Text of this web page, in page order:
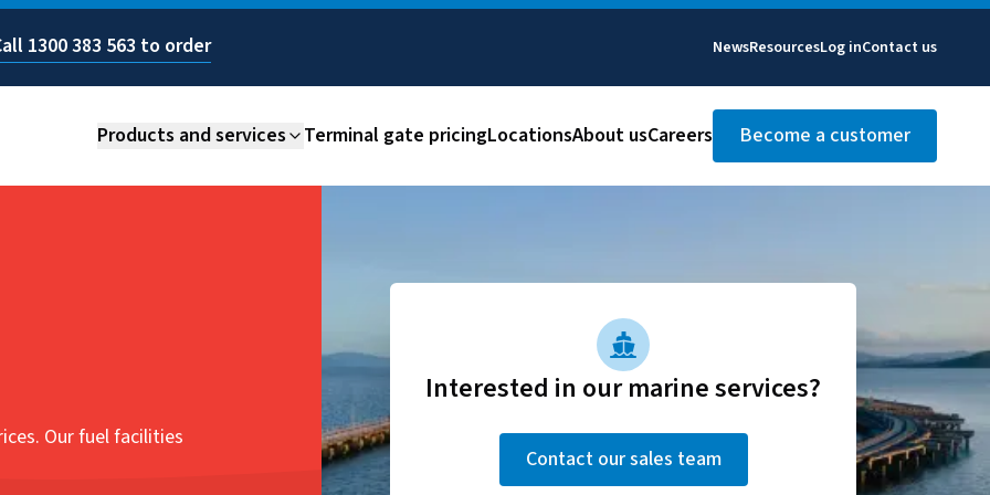
1300 383 563 to order NewsResourcesLog inContact us
Products and services Terminal gate pricingLocationsAbout usCareers Become a customer
Our fuel facilities
Interested in our marine services?​​​​‌ ‍ ​‍​‍‌‍ ‌ ​‍‌‍‍‌‌‍‌ ‌‍‍‌‌‍ ‍​‍​‍​ ‍‍​‍​‍‌ ​ ‌‍​‌‌‍ ‍‌‍‍‌‌ ‌​‌ ‍‌​‍ ‍‌‍‍‌‌‍ ​‍​‍​‍ ​​‍​‍‌‍‍​‌ ​‍‌‍‌‌‌‍‌‍​‍​‍​ ‍‍​‍​‍‌‍‍​‌ ‌​‌ ‌​‌ ​​‌ ​ ​ ‍‍​‍ ​‍ ‌‍ ​‌‍‍‌‌‍​‍‌‍‌‌‌ ​‍‌ ‌​‌ ‍‌​‍ ‌‌ ​ ‌ ‌​‌ ‌‌‌‍‌​‌‍‍‌‌‍ ​‍ ‍‌ ‌‍‌‍‌‌‌ ​‍‌‍​ ‌‍‌‌‌‍ ​​‍ ‍‌‍​‌‌ ​​‌ ​​​‍ ‌‍‍‌‌‍ ‍‌ ‌​‌‍‌‌‌‍ ‍‌ ‌​​‍ ‌‍‌‌‌‍‌​‌‍‍‌‌ ‌​​‍ ‌‍ ‌‌‍ ‌‍‌​‌‍‌‌​ ‌‌ ​​‌ ​‍‌‍‌‌‌ ​ ‌‍‌‌‌‍ ‍‌ ‌​‌‍​‌‌ ‌​‌‍‍‌‌‍ ‌‍ ‍​ ‍ ‌‍‍‌‌‍‌​​ ‌‌‍‌​‌‍​ ​ ‌​​ ‌​​ ‍‌​ ‌ ​ ​‍​ ​‍​‍ ‌​ ​ ​ ‌ ​ ​ ​ ​​​‍ ‌​ ‌​‌‍‌​‌‍‌‌‌‍​ ​‍ ‌‌‍​‍​ ​‌​ ​ ‌‍‌​​‍ ‌‌‍‌‍‌‍​‌​ ​ ‌‍‌‍​ ​‌‌‍​‍‌‍​‌‌‍​ ​ ‍​​ ‌ ‌‍​ ​ ​‍​ ‍ ‌ ‌​‌ ‍‌‌ ​​‌‍‌‌​ ‌‌ ​​‌‍​‌‌‍‌ ‌‍‌‌​ ‍ ‌ ​​‌‍​‌‌ ‌​‌‍‍​​ ‌‌ ​​‌‍​‌‌‍‌ ‌‍‌‌‌​​‍‌ ‌‌‌‍‍‌‌‍ ​‌‍‌​‌‍‌‌‌ ​‍​‍‌‌​ ‌‌‌​​‍‌‌ ‌‍‍ ‌‍‌‌‌ ‍‌​‍‌‌​ ​ ‌​‌​​‍‌‌​ ​ ‌​‌​​‍‌‌​ ​‍​ ​‍​ ​ ‌‍​‍​ ​​​ ‍‌​ ‍​‌‍‌‍​ ​‍​ ‍‌‌‍​ ​ ‌ ​ ​‍‌‍​ ​‍‌‌​ ​‍​ ​‍​‍‌‌​ ‌‌‌​‌​​‍ ‍‌‍‍​‌‍‌‌‌ ​‍‌‍ ‌​​ ‌‍​‌‌ ​‍‌‍‌​‌​​ ‌ ‌​‌‍​‌​‍ ‍‌ ‌​‌‍‍‌‌ ‌​‌‍ ​‌‍‌‌​ ‌‍​‍‌‍​‌‌ ​ ‌‍‌‌‌‌‌‌‌ ​‍‌‍ ​​ ‌‌‍‍​‌ ‌​‌ ‌​‌ ​​‌ ​ ​‍‌‌​ ​ ‌​​‌​‍‌‌​ ​‍‌​‌‍​‍‌‌​ ​‍‌​‌‍‌‍ ​‌‍‍‌‌‍​‍‌‍‌‌‌ ​‍‌ ‌​‌ ‍‌​‍ ‌‌ ​ ‌ ‌​‌ ‌‌‌‍‌​‌‍‍‌‌‍ ​‍ ‍‌ ‌‍‌‍‌‌‌ ​‍‌‍​ ‌‍‌‌‌‍ ​​‍ ‍‌‍​‌‌ ​​‌ ​​​‍‌‍‌‍‍‌‌‍‌​​ ‌‌‍‌​‌‍​ ​ ‌​​ ‌​​ ‍‌​ ‌ ​ ​‍​ ​‍​‍ ‌​ ​ ​ ‌ ​ ​ ​ ​​​‍ ‌​ ‌​‌‍‌​‌‍‌‌‌‍​ ​‍ ‌‌‍​‍​ ​‌​ ​ ‌‍‌​​‍ ‌‌‍‌‍‌‍​‌​ ​ ‌‍‌‍​ ​‌‌‍​‍‌‍​‌‌‍​ ​ ‍​​ ‌ ‌‍​ ​ ​‍​‍‌‍‌ ‌​‌ ‍‌‌ ​​‌‍‌‌​ ‌‌ ​​‌‍​‌‌‍‌ ‌‍‌‌​‍‌‍‌ ​​‌‍​‌‌ ‌​‌‍‍​​ ‌‌ ​​‌‍​‌‌‍‌ ‌‍‌‌‌​​‍‌ ‌‌‌‍‍‌‌‍ ​‌‍‌​‌‍‌‌‌ ​‍​‍‌‌​ ‌‌‌​​‍‌‌ ‌‍‍ ‌‍‌‌‌ ‍‌​‍‌‌​ ​ ‌​‌​​‍‌‌​ ​ ‌​‌​​‍‌‌​ ​‍​ ​‍​ ​ ‌‍​‍​ ​​​ ‍‌​ ‍​‌‍‌‍​ ​‍​ ‍‌‌‍​ ​ ‌ ​ ​‍‌‍​ ​‍‌‌​ ​‍​ ​‍​‍‌‌​ ‌‌‌​‌​​‍ ‍‌‍‍​‌‍‌‌‌ ​‍‌‍ ‌​​ ‌‍​‌‌ ​‍‌‍‌​‌​​ ‌ ‌​‌‍​‌​‍ ‍‌ ‌​‌‍‍‌‌ ‌​‌‍ ​‌‍‌‌​‍‌‍‌ ​​‌‍‌‌‌ ​‍‌ ​ ‌ ​​‌‍‌‌‌‍​ ‌ ‌​‌‍‍‌‌ ‌‍‌‍‌‌​ ‌‌ ​​‌ ‌‌‌‍​‍‌‍ ​‌‍‍‌‌ ​ ‌‍‍​‌‍‌‌‌‍‌​​‍​‍‌ ‌
Contact our sales team​​​​‌ ‍ ​‍​‍‌‍ ‌ ​‍‌‍‍‌‌‍‌ ‌‍‍‌‌‍ ‍​‍​‍​ ‍‍​‍​‍‌ ​ ‌‍​‌‌‍ ‍‌‍‍‌‌ ‌​‌ ‍‌​‍ ‍‌‍‍‌‌‍ ​‍​‍​‍ ​​‍​‍‌‍‍​‌ ​‍‌‍‌‌‌‍‌‍​‍​‍​ ‍‍​‍​‍‌‍‍​‌ ‌​‌ ‌​‌ ​​‌ ​ ​ ‍‍​‍ ​‍ ‌‍ ​‌‍‍‌‌‍​‍‌‍‌‌‌ ​‍‌ ‌​‌ ‍‌​‍ ‌‌ ​ ‌ ‌​‌ ‌‌‌‍‌​‌‍‍‌‌‍ ​‍ ‍‌ ‌‍‌‍‌‌‌ ​‍‌‍​ ‌‍‌‌‌‍ ​​‍ ‍‌‍​‌‌ ​​‌ ​​​‍ ‌‍‍‌‌‍ ‍‌ ‌​‌‍‌‌‌‍ ‍‌ ‌​​‍ ‌‍‌‌‌‍‌​‌‍‍‌‌ ‌​​‍ ‌‍ ‌‌‍ ‌‍‌​‌‍‌‌​ ‌‌ ​​‌ ​‍‌‍‌‌‌ ​ ‌‍‌‌‌‍ ‍‌ ‌​‌‍​‌‌ ‌​‌‍‍‌‌‍ ‌‍ ‍​ ‍ ‌‍‍‌‌‍‌​​ ‌‌‍‌​‌‍​ ​ ‌​​ ‌​​ ‍‌​ ‌ ​ ​‍​ ​‍​‍ ‌​ ​ ​ ‌ ​ ​ ​ ​​​‍ ‌​ ‌​‌‍‌​‌‍‌‌‌‍​ ​‍ ‌‌‍​‍​ ​‌​ ​ ‌‍‌​​‍ ‌‌‍‌‍‌‍​‌​ ​ ‌‍‌‍​ ​‌‌‍​‍‌‍​‌‌‍​ ​ ‍​​ ‌ ‌‍​ ​ ​‍​ ‍ ‌ ‌​‌ ‍‌‌ ​​‌‍‌‌​ ‌‌ ​​‌‍​‌‌‍‌ ‌‍‌‌​ ‍ ‌ ​​‌‍​‌‌ ‌​‌‍‍​​ ‌‌ ​​‌‍​‌‌‍‌ ‌‍‌‌‌​​‍‌ ‌‌‌‍‍‌‌‍ ​‌‍‌​‌‍‌‌‌ ​‍​‍‌‌​ ‌‌‌​​‍‌‌ ‌‍‍ ‌‍‌‌‌ ‍‌​‍‌‌​ ​ ‌​‌​​‍‌‌​ ​ ‌​‌​​‍‌‌​ ​‍​ ​‍​ ​ ‌‍​‍​ ​​​ ‍‌​ ‍​‌‍‌‍​ ​‍​ ‍‌‌‍​ ​ ‌ ​ ​‍‌‍​ ​‍‌‌​ ​‍​ ​‍​‍‌‌​ ‌‌‌​‌​​‍ ‍‌‍‍​‌‍‌‌‌ ​‍‌‍ ‌​​ ‌‍​‌‌ ​‍‌‍‌​‌​​ ‌ ‌​‌‍​‌​‍ ‍‌‍​‍‌ ‌‌‌ ‌​‌ ‌​‌‍ ‌‍ ‍‌ ​ ​‍‌‌​ ‌‌‌​​‍‌‌ ‌‍‍ ‌‍‌‌‌ ‍‌​‍‌‌​ ​ ‌​‌​​‍‌‌​ ​ ‌​‌​​‍‌‌​ ​‍​ ​‍​ ​​​ ‌‌​ ‌‍​ ​‍​ ‍‌‌‍‌​‌‍​‍​ ​ ‌‍​‌‌‍​‌‌‍‌‍​ ‌​​‍‌‌​ ​‍​ ​‍​‍‌‌​ ‌‌‌​‌​​‍ ‍‌ ‌​‌‍‌‌‌ ‍​‌ ‌​​ ‌‍​‍‌‍​‌‌ ​ ‌‍‌‌‌‌‌‌‌ ​‍‌‍ ​​ ‌‌‍‍​‌ ‌​‌ ‌​‌ ​​‌ ​ ​‍‌‌​ ​ ‌​​‌​‍‌‌​ ​‍‌​‌‍​‍‌‌​ ​‍‌​‌‍‌‍ ​‌‍‍‌‌‍​‍‌‍‌‌‌ ​‍‌ ‌​‌ ‍‌​‍ ‌‌ ​ ‌ ‌​‌ ‌‌‌‍‌​‌‍‍‌‌‍ ​‍ ‍‌ ‌‍‌‍‌‌‌ ​‍‌‍​ ‌‍‌‌‌‍ ​​‍ ‍‌‍​‌‌ ​​‌ ​​​‍‌‍‌‍‍‌‌‍‌​​ ‌‌‍‌​‌‍​ ​ ‌​​ ‌​​ ‍‌​ ‌ ​ ​‍​ ​‍​‍ ‌​ ​ ​ ‌ ​ ​ ​ ​​​‍ ‌​ ‌​‌‍‌​‌‍‌‌‌‍​ ​‍ ‌‌‍​‍​ ​‌​ ​ ‌‍‌​​‍ ‌‌‍‌‍‌‍​‌​ ​ ‌‍‌‍​ ​‌‌‍​‍‌‍​‌‌‍​ ​ ‍​​ ‌ ‌‍​ ​ ​‍​‍‌‍‌ ‌​‌ ‍‌‌ ​​‌‍‌‌​ ‌‌ ​​‌‍​‌‌‍‌ ‌‍‌‌​‍‌‍‌ ​​‌‍​‌‌ ‌​‌‍‍​​ ‌‌ ​​‌‍​‌‌‍‌ ‌‍‌‌‌​​‍‌ ‌‌‌‍‍‌‌‍ ​‌‍‌​‌‍‌‌‌ ​‍​‍‌‌​ ‌‌‌​​‍‌‌ ‌‍‍ ‌‍‌‌‌ ‍‌​‍‌‌​ ​ ‌​‌​​‍‌‌​ ​ ‌​‌​​‍‌‌​ ​‍​ ​‍​ ​ ‌‍​‍​ ​​​ ‍‌​ ‍​‌‍‌‍​ ​‍​ ‍‌‌‍​ ​ ‌ ​ ​‍‌‍​ ​‍‌‌​ ​‍​ ​‍​‍‌‌​ ‌‌‌​‌​​‍ ‍‌‍‍​‌‍‌‌‌ ​‍‌‍ ‌​​ ‌‍​‌‌ ​‍‌‍‌​‌​​ ‌ ‌​‌‍​‌​‍ ‍‌‍​‍‌ ‌‌‌ ‌​‌ ‌​‌‍ ‌‍ ‍‌ ​ ​‍‌‌​ ‌‌‌​​‍‌‌ ‌‍‍ ‌‍‌‌‌ ‍‌​‍‌‌​ ​ ‌​‌​​‍‌‌​ ​ ‌​‌​​‍‌‌​ ​‍​ ​‍​ ​​​ ‌‌​ ‌‍​ ​‍​ ‍‌‌‍‌​‌‍​‍​ ​ ‌‍​‌‌‍​‌‌‍‌‍​ ‌​​‍‌‌​ ​‍​ ​‍​‍‌‌​ ‌‌‌​‌​​‍ ‍‌ ‌​‌‍‌‌‌ ‍​‌ ‌​​‍‌‍‌ ​​‌‍‌‌‌ ​‍‌ ​ ‌ ​​‌‍‌‌‌‍​ ‌ ‌​‌‍‍‌‌ ‌‍‌‍‌‌​ ‌‌ ​​‌ ‌‌‌‍​‍‌‍ ​‌‍‍‌‌ ​ ‌‍‍​‌‍‌‌‌‍‌​​‍​‍‌ ‌